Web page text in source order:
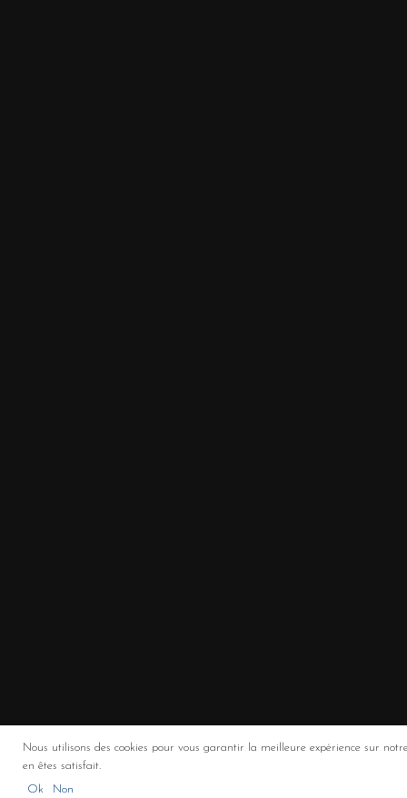
Nous utilisons des cookies pour vous garantir la meilleure expérience sur
en êtes satisfait.
Ok
Non